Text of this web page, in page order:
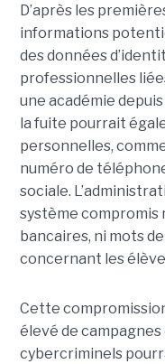
D’après les
informations
des données
professionnelles
une académie
la fuite pourrait
personnelles,
numéro de
sociale.
système compromis
bancaires, ni mots
concernant les
Cette
élevé de
cybercriminels